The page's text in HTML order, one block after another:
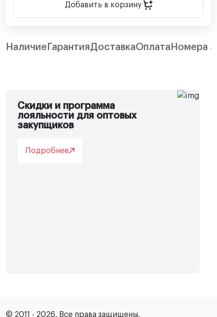
Добавить в корзину
Наличие ГарантияДоставкаОплата Номера
Скидки и программа
лояльности для оптовых
закупщиков
Подробнее
© 2011 - 2026. Все права защищены.